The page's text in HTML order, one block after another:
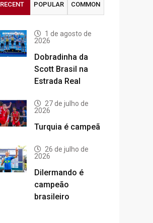
RECENT POPULAR COMMON
1 de agosto de
2026
Dobradinha da
Scott Brasil na
Estrada Real
27 de julho de
2026
Turquia é campeã
26 de julho de
2026
Dilermando é
campeão
brasileiro